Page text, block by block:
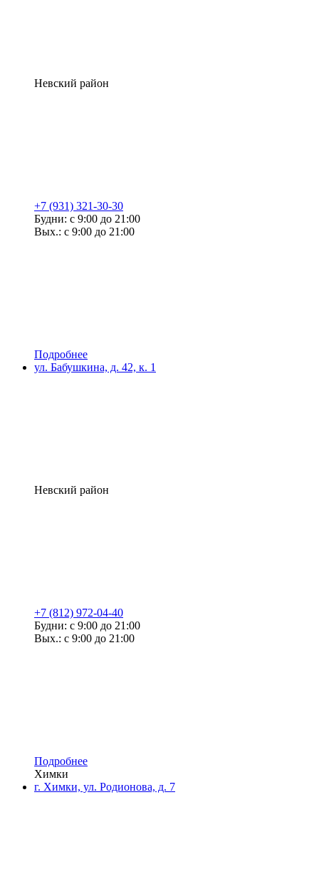
Невский район
+7 (931) 321-30-30
Будни: с 9:00 до 21:00
Вых.: с 9:00 до 21:00
Подробнее
ул. Бабушкина, д. 42, к. 1
Невский район
+7 (812) 972-04-40
Будни: с 9:00 до 21:00
Вых.: с 9:00 до 21:00
Подробнее
Химки
г. Химки, ул. Родионова, д. 7